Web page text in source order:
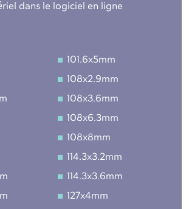
dans le logiciel en ligne
101.6x5mm
108x2.9mm
108x3.6mm
108x6.3mm
108x8mm
114.3x3.2mm
114.3x3.6mm
127x4mm